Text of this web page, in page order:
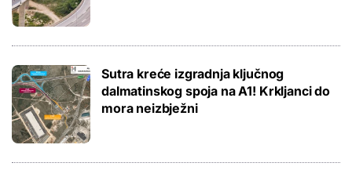
Sutra kreće izgradnja ključnog
dalmatinskog spoja na A1! Krkljanci do
mora neizbježni